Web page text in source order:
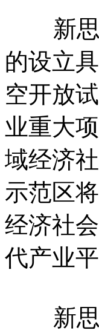
新思
的设立
空开放
业重大
域经济
示范区
经济社
代产业平
新思